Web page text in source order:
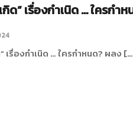
ด” เรื่องกำเนิด … ใครกำ
เรื่องกำเนิด … ใครกำหนด? ผลง